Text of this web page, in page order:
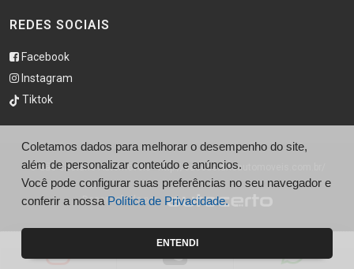
REDES SOCIAIS
Facebook
Instagram
Tiktok
© São Caetano Automóveis - http://saocaetanoautomoveis.com.br/
Desenvolvido por
Coletamos dados para melhorar o desempenho do site,
além de personalizar conteúdo e anúncios.
Você pode configurar suas preferências no seu navegador e
conferir a nossa Política de Privacidade.
ENTENDI